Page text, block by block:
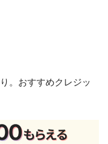
。おすすめクレジッ